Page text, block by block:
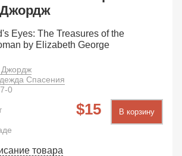
Eyes: The Treasures of the
by Elizabeth George
Джордж
Спасения
15 В корзину
0
товара